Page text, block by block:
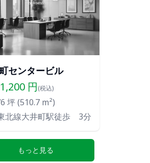
センタービル
円(税込)
坪 (510.7m²)
北線大井町駅徒歩 3分
もっと見る